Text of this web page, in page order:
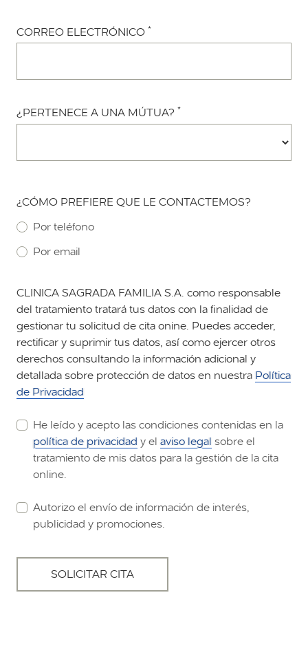
CORREO ELECTRÓNICO *
¿PERTENECE A UNA MÚTUA? *
¿CÓMO PREFIERE QUE LE CONTACTEMOS?
Por teléfono
Por email
CLINICA SAGRADA FAMILIA S.A. como responsable
del tratamiento tratará tus datos con la finalidad de
gestionar tu solicitud de cita onine. Puedes acceder,
rectificar y suprimir tus datos, así como ejercer otros
derechos consultando la información adicional y
detallada sobre protección de datos en nuestra Política
de Privacidad
He leído y acepto las condiciones contenidas en la
política de privacidad y el aviso legal sobre el
tratamiento de mis datos para la gestión de la cita
online.
Autorizo el envío de información de interés,
publicidad y promociones.
SOLICITAR CITA